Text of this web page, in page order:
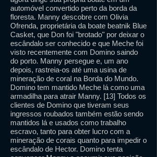
automóvel convertido perto da borda da
floresta. Manny descobre com Olivia
Ofrenda, proprietária da boate beatnik Blue
Casket, que Don foi "brotado" por deixar o
escândalo ser conhecido e que Meche foi
visto recentemente com Domino saindo
do porto. Manny persegue e, um ano
depois, rastreia-os até uma usina de
mineração de coral na Borda do Mundo.
Domino tem mantido Meche lá como uma
armadilha para atrair Manny. [13] Todos os
clientes de Domino que tiveram seus
ingressos roubados também estão sendo
mantidos lá e usados ​​como trabalho
escravo, tanto para obter lucro com a
mineração de corais quanto para impedir o
escândalo de Hector. Domino tenta